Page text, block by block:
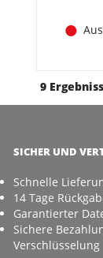
9
SICHER UND
Schnelle
14 Tage
Garantierter
Sichere
Verschlüsselung